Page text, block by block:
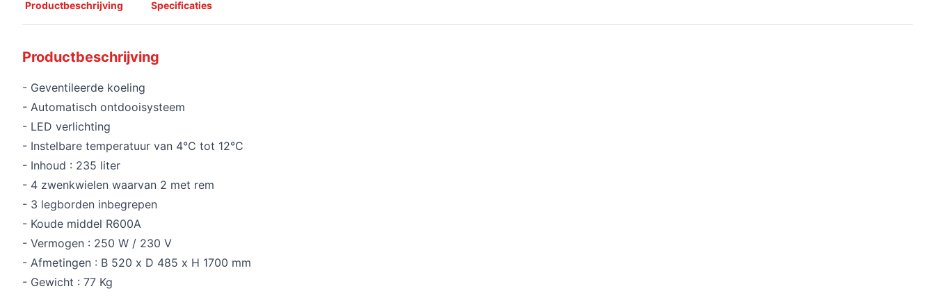
Productbeschrijving Specificaties
Productbeschrijving
- Geventileerde koeling
- Automatisch ontdooisysteem
- LED verlichting
- Instelbare temperatuur van 4°C tot 12°C
- Inhoud : 235 liter
- 4 zwenkwielen waarvan 2 met rem
- 3 legborden inbegrepen
- Koude middel R600A
- Vermogen : 250 W / 230 V
- Afmetingen : B 520 x D 485 x H 1700 mm
- Gewicht : 77 Kg